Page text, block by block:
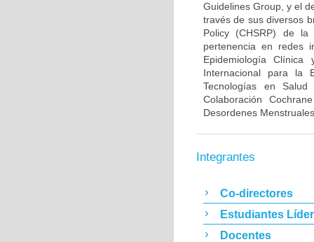
Guidelines Group, y el
través de sus diversos
Policy (CHSRP) de
pertenencia en redes
Epidemiología
Internacional para la
Tecnologías en
Colaboración
Desordenes
Integrantes
Co-directores
Estudiantes
Docentes